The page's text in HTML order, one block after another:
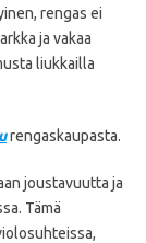
rengas ei
ja vakaa
liukkailla
rengaskaupasta.
joustavuutta ja
Tämä